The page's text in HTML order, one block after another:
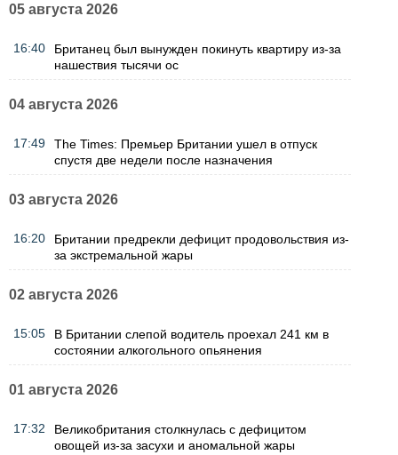
05 августа 2026
16:40
Британец был вынужден покинуть квартиру из-за
нашествия тысячи ос
04 августа 2026
17:49
The Times: Премьер Британии ушел в отпуск
спустя две недели после назначения
03 августа 2026
16:20
Британии предрекли дефицит продовольствия из-
за экстремальной жары
02 августа 2026
15:05
В Британии слепой водитель проехал 241 км в
состоянии алкогольного опьянения
01 августа 2026
17:32
Великобритания столкнулась с дефицитом
овощей из-за засухи и аномальной жары